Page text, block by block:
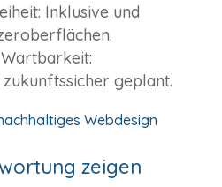
Inklusive und
geplant.
Webdesign
zeigen